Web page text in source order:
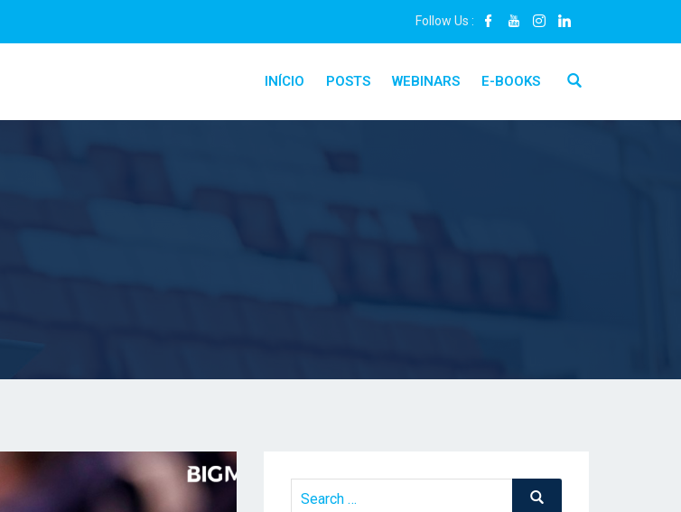
Follow Us :
INÍCIO POSTS WEBINARS E-BOOKS
Search
Search